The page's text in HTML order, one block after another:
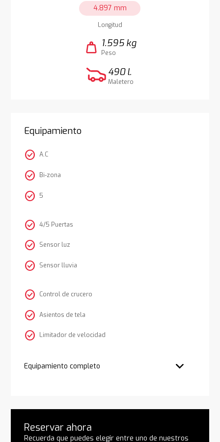
4.897 mm
Longitud
weight 1.595 kg
Peso
490 l.
Maletero
Equipamiento
check_circle A.C
check_circle Bi-zona
check_circle 5
check_circle 4/5 Puertas
check_circle Sensor luz
check_circle Sensor lluvia
check_circle Control de crucero
check_circle Asientos de tela
check_circle Limitador de velocidad
Equipamiento completo
Reservar ahora
Recuerda que puedes elegir entre uno de nuestros